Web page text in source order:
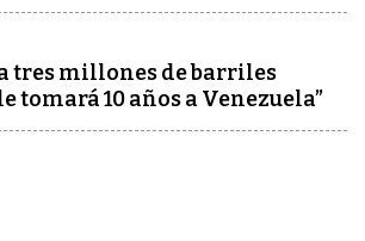
tres millones de barriles
tomará 10 años a Venezuela”